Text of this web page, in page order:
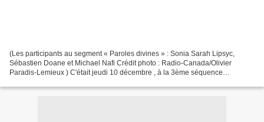
(Les participants au segment « Paroles divines » : Sonia Sarah Lipsyc,
Sébastien Doane et Michael Nafi Crédit photo : Radio-Canada/Olivier
Paradis-Lemieux ) C'était jeudi 10 décembre , à la 3ème séquence